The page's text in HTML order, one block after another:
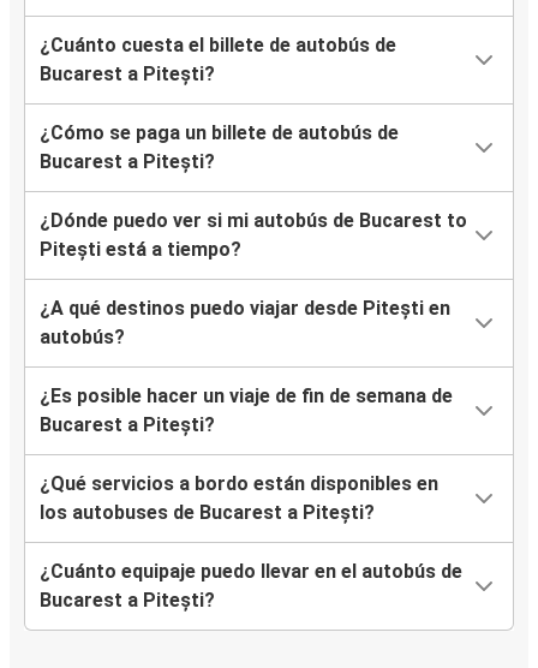
¿Cuánto cuesta el billete de autobús de
Bucarest a Pitești?
¿Cómo se paga un billete de autobús de
Bucarest a Pitești?
¿Dónde puedo ver si mi autobús de Bucarest to
Pitești está a tiempo?
¿A qué destinos puedo viajar desde Pitești en
autobús?
¿Es posible hacer un viaje de fin de semana de
Bucarest a Pitești?
¿Qué servicios a bordo están disponibles en
los autobuses de Bucarest a Pitești?
¿Cuánto equipaje puedo llevar en el autobús de
Bucarest a Pitești?